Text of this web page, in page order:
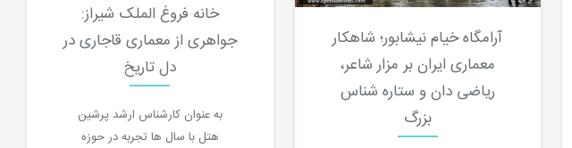
آرامگاه خیام نیشابور؛ شاهکار
معماری ایران بر مزار شاعر،
ریاضی دان و ستاره شناس
بزرگ
خانه فروغ الملک شیراز:
جواهری از معماری قاجاری در
دل تاریخ
به عنوان کارشناس ارشد پرشین
هتل با سال ها تجربه در حوزه